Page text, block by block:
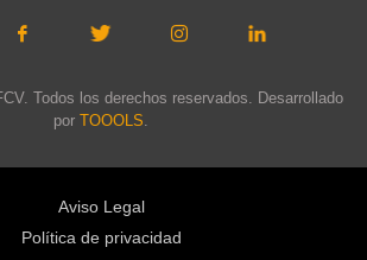
Todos los derechos reservados. Desarrollado
por TOOOLS.
Aviso Legal
Política de privacidad